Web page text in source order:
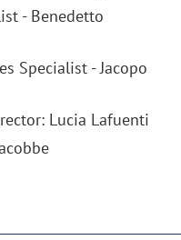
- Benedetto
Specialist - Jacopo
Lucia Lafuenti